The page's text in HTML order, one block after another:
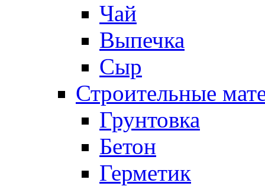
Чай
Выпечка
Сыр
Строительные
Грунтовка
Бетон
Герметик